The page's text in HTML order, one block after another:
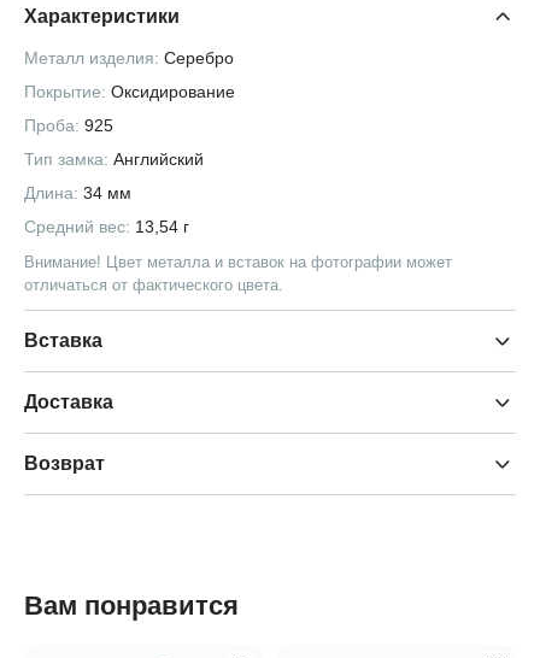
Характеристики
Металл изделия: Серебро
Покрытие: Оксидирование
Проба: 925
Тип замка: Английский
Длина: 34 мм
Средний вес: 13,54 г
Внимание! Цвет металла и вставок на фотографии может
отличаться от фактического цвета.
Вставка
Доставка
Возврат
Вам понравится